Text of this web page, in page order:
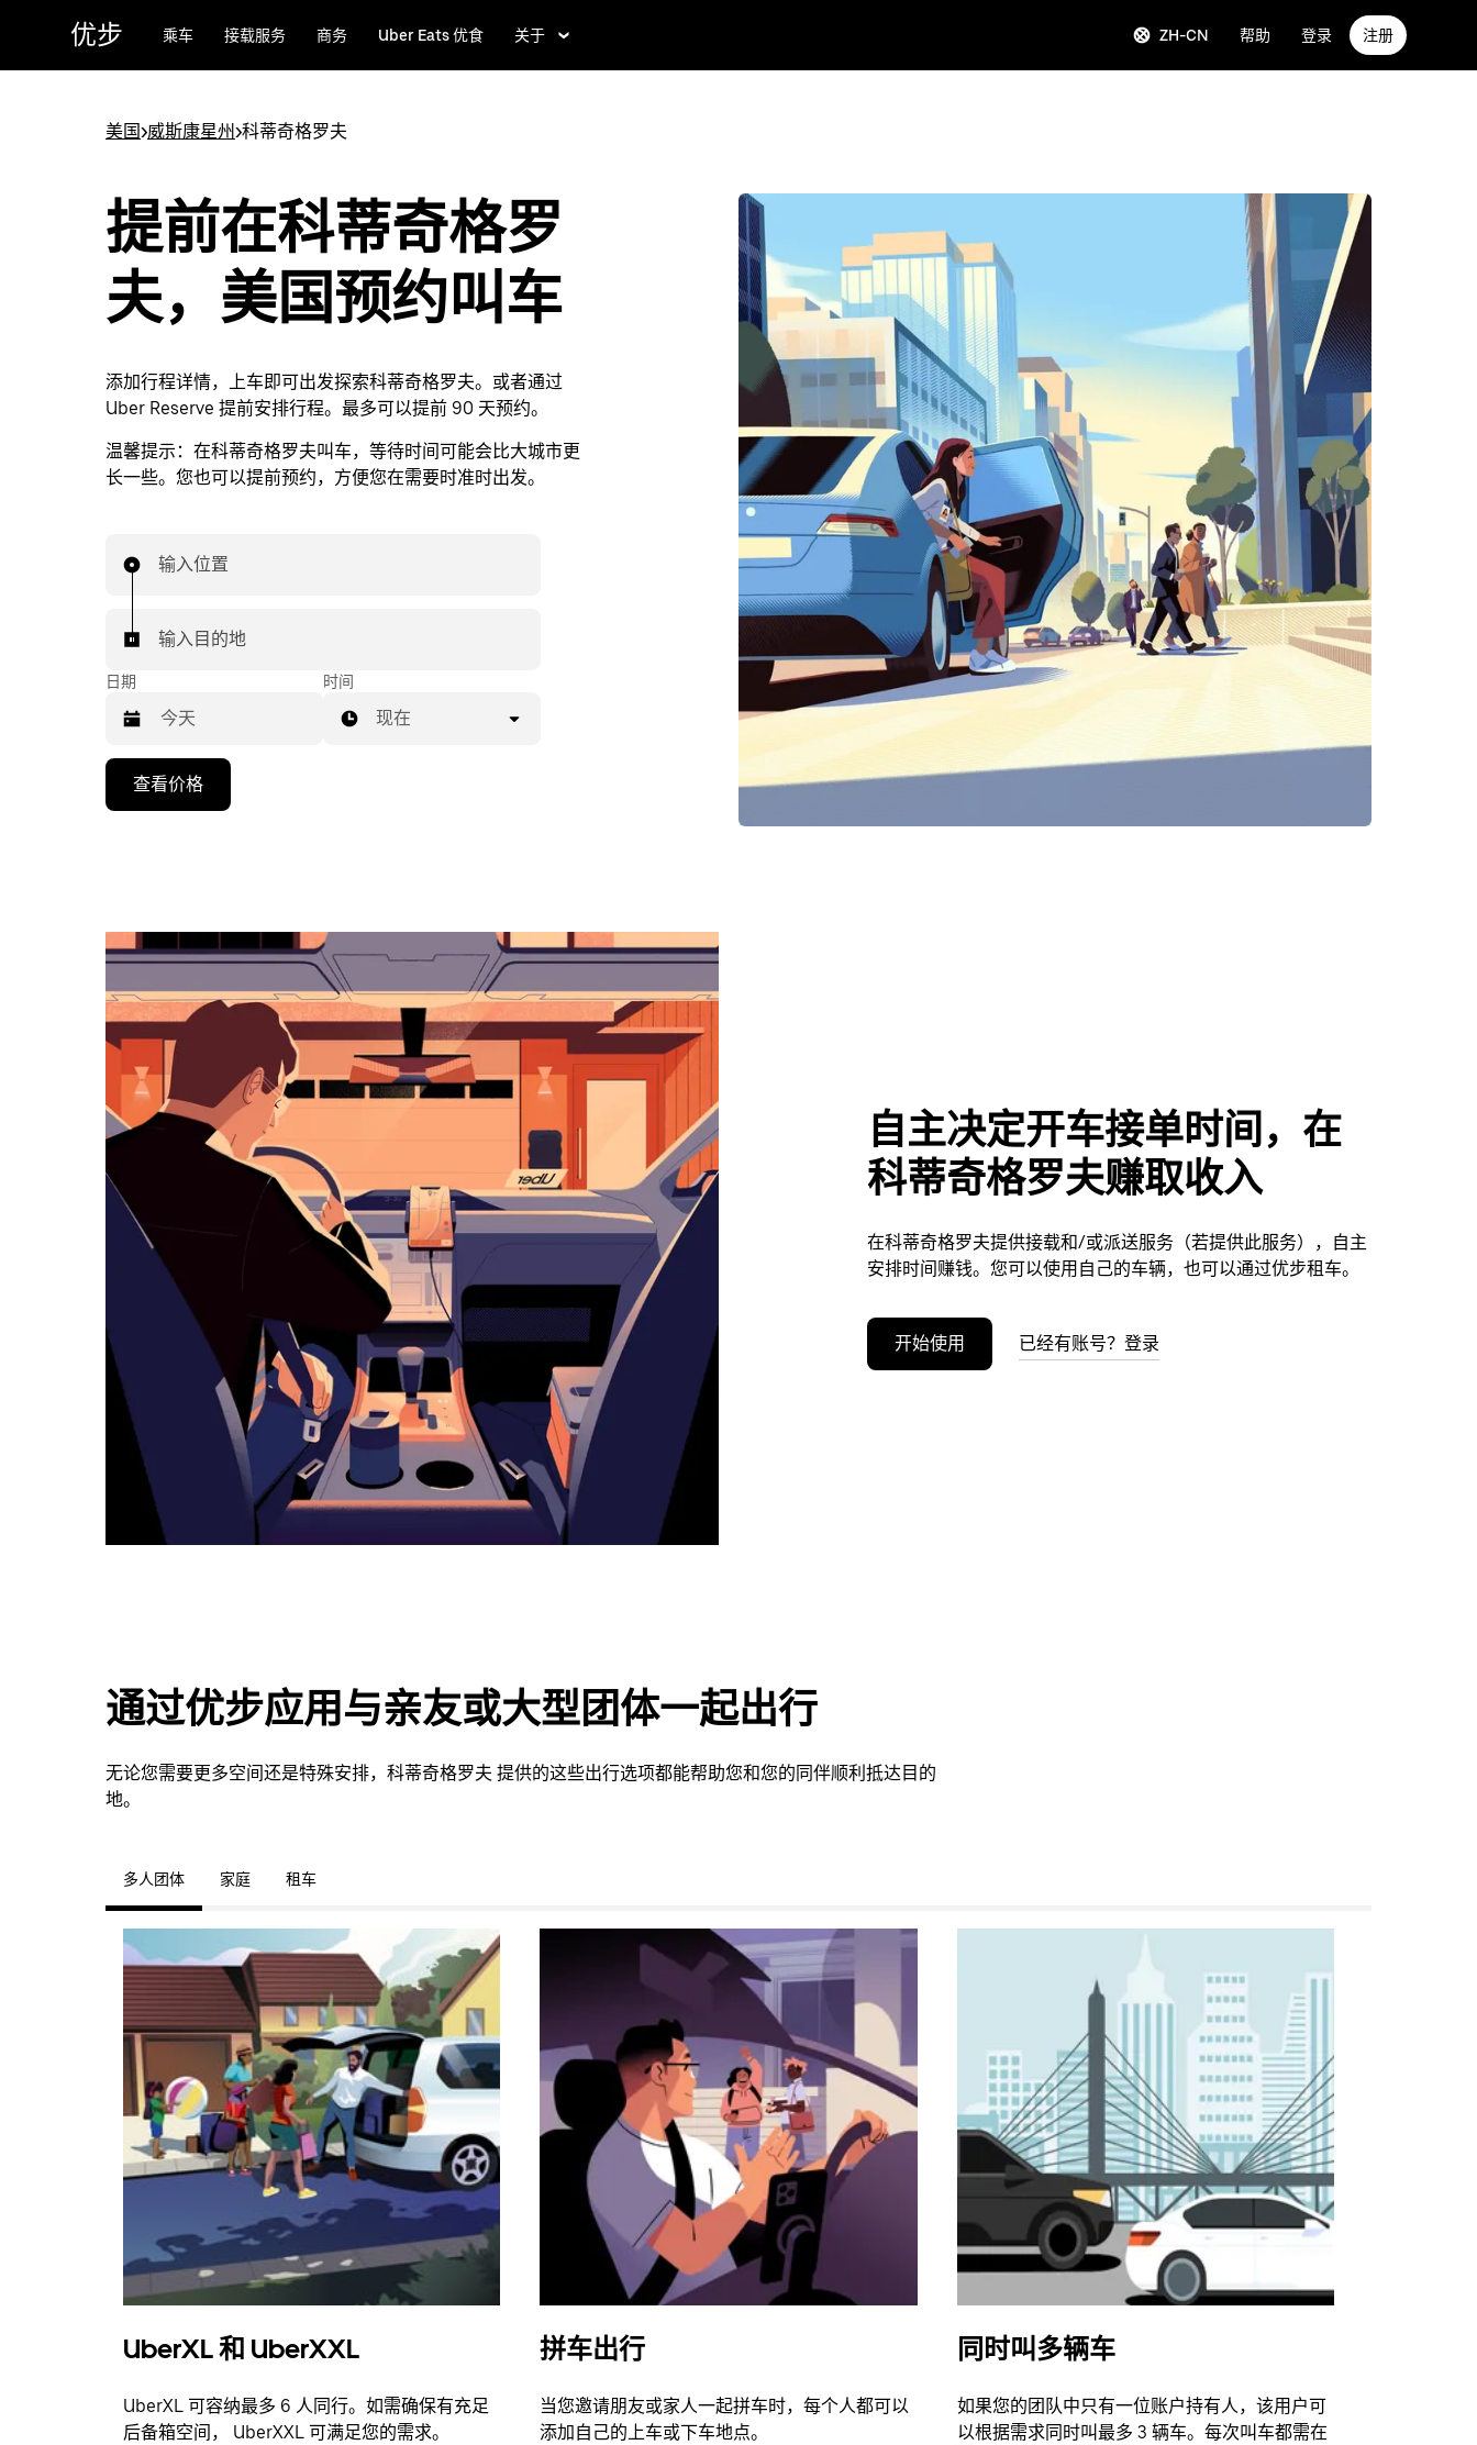
优步 乘车 接载服务 商务 Uber Eats 优食 关于 ZH-CN 帮助 登录 注册
美国>威斯康星州>科蒂奇格罗夫
提前在科蒂奇格罗
夫，美国预约叫车
添加行程详情，上车即可出发探索科蒂奇格罗夫。或者通过
Uber Reserve 提前安排行程。最多可以提前 90 天预约。
温馨提示： 在科蒂奇格罗夫叫车，等待时间可能会比大城市更
长一些。您也可以提前预约，方便您在需要时准时出发。
输入位置
输入目的地
日期
向
可
浏
览
日
历
择
期。
按
关
闭
日
历。
时间
现在
查看价格
自主决定开车接单时间，在
科蒂奇格罗夫赚取收入
在科蒂奇格罗夫提供接载和/或派送服务（若提供此服务），自主
安排时间赚钱。您可以使用自己的车辆，也可以通过优步租车。
开始使用 已经有账号？登录
通过优步应用与亲友或大型团体一起出行
无论您需要更多空间还是特殊安排，科蒂奇格罗夫 提供的这些出行选项都能帮助您和您的同伴顺利抵达目的
地。
多人团体 家庭 租车
UberXL 和 UberXXL
UberXL 可容纳最多 6 人同行。如需确保有充足
后备箱空间， UberXXL 可满足您的需求。
拼车出行
当您邀请朋友或家人一起拼车时，每个人都可以
添加自己的上车或下车地点。
同时叫多辆车
如果您的团队中只有一位账户持有人，该用户可
以根据需求同时叫最多 3 辆车。每次叫车都需在